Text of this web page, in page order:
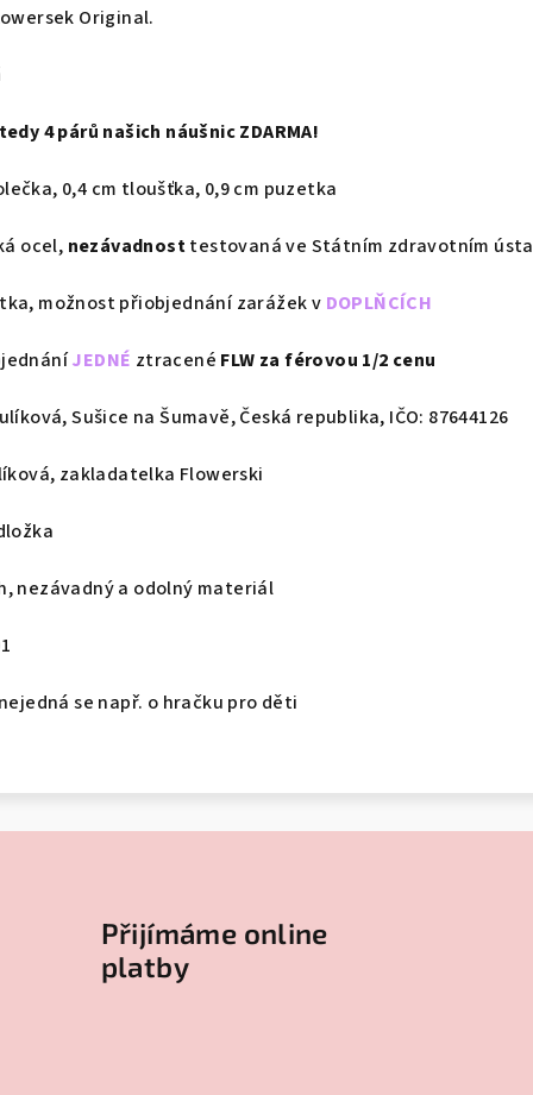
Original.
4 párů našich náušnic ZDARMA!
0,4 cm tloušťka, 0,9 cm puzetka
ocel, nezávadnosttestovaná ve Státním zdravotním
možnost přiobjednání zarážek v DOPLŇCÍCH
JEDNÉ ztracené FLW za férovou 1/2 cenu
Sušice na Šumavě, Česká republika, IČO: 87644126
zakladatelka Flowerski
nezávadný a odolný materiál
se např. o hračku pro děti
Přijímáme online
platby